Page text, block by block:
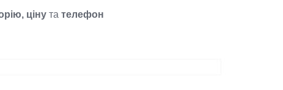
ціну та телефон